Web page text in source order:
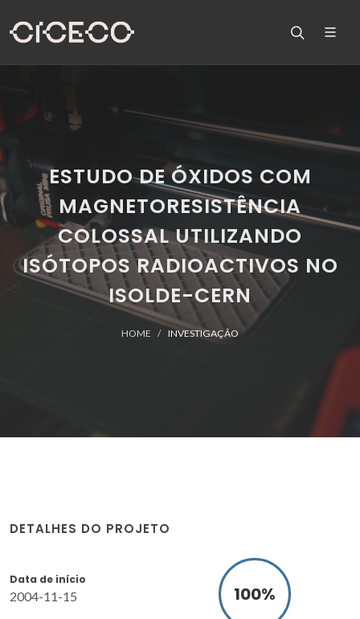
ESTUDO DE ÓXIDOS COM
MAGNETORESISTÊNCIA
COLOSSAL UTILIZANDO
ISÓTOPOS RADIOACTIVOS NO
ISOLDE-CERN
HOME INVESTIGAÇÃO
DETALHES DO PROJETO
Data de início
2004-11-15 100%